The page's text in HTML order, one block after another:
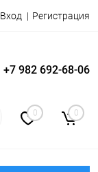
Вход Регистрация
+7 982 692-68-06
0 0